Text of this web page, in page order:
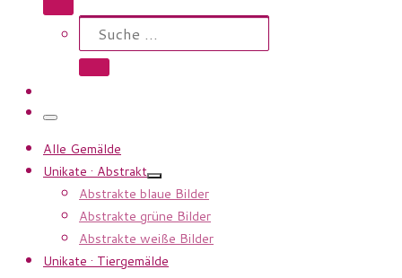
Suche …
Suche
Suche …
Menü
Alle Gemälde
Unikate · Abstrakt
Abstrakte blaue Bilder
Abstrakte grüne Bilder
Abstrakte weiße Bilder
Unikate · Tiergemälde